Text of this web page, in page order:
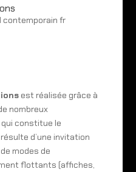
contemporain fr
est réalisée grâce à
nombreux
constitue le
d’une invitation
modes de
flottants (affiches,